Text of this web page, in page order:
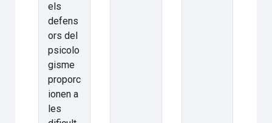
els
defens
ors del
psicolo
gisme
proporc
ionen a
les